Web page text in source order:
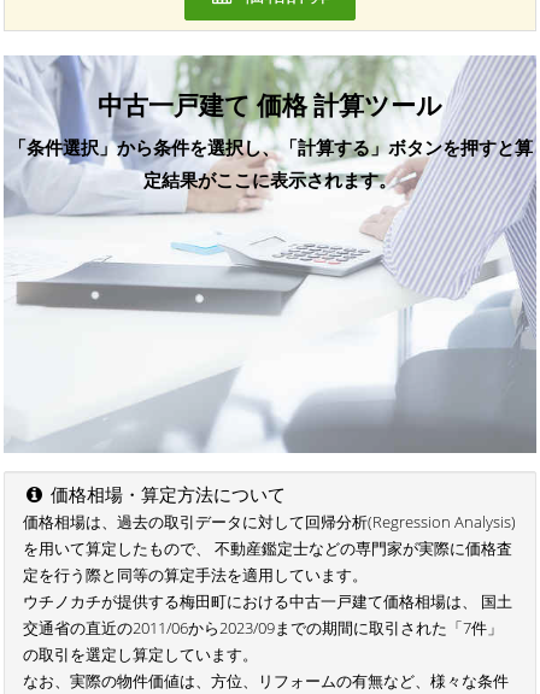
中古一戸建て 価格 計算ツール
「条件選択」から条件を選択し、「計算する」ボタンを押すと算
定結果がここに表示されます。
価格相場・算定方法について
価格相場は、過去の取引データに対して回帰分析(Regression Analysis)
を用いて算定したもので、 不動産鑑定士などの専門家が実際に価格査
定を行う際と同等の算定手法を適用しています。
ウチノカチが提供する梅田町における中古一戸建て価格相場は、 国土
交通省の直近の2011/06から2023/09までの期間に取引された「7件」
の取引を選定し算定しています。
なお、実際の物件価値は、方位、リフォームの有無など、様々な条件